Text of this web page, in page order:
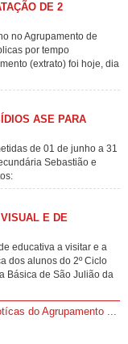
DE 2
no Agrupamento de
por tempo
(extrato) foi hoje, dia
ASE PARA
de 01 de junho a 31
Sebastião e
E DE
educativa a visitar e a
dos alunos do 2º Ciclo
Básica de São Julião da
do Agrupamento ...